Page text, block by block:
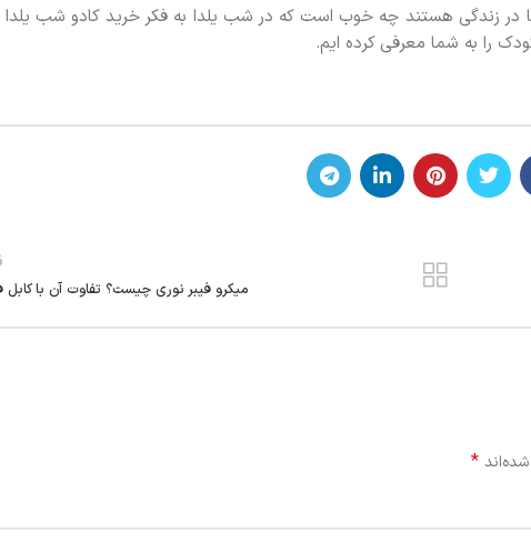
در زندگی هستند چه خوب است که در شب یلدا به فکر خرید کادو شب یلدا
را به شما معرفی کرده ایم.
میکرو فیبر نوری چیست؟ تفاوت آن با کابل
*